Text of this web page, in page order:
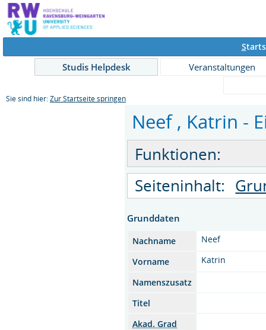
S
Studis Helpdesk
Veranstaltungen
Sie sind hier: Zur Startseite springen
Neef , Katrin -
Funktionen:
Seiteninhalt:
Grunddaten
Nachname
Neef
Vorname
Katrin
Namenszusatz
Titel
Akad. Grad